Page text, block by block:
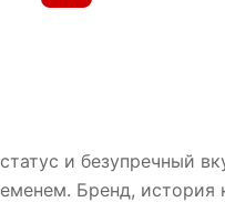
и безупречный
Бренд, история